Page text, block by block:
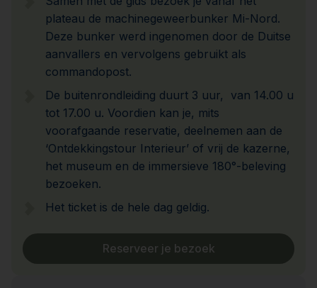
plateau de machinegeweerbunker Mi-Nord.
Deze bunker werd ingenomen door de Duitse
aanvallers en vervolgens gebruikt als
commandopost.
De buitenrondleiding duurt 3 uur, van 14.00 u
tot 17.00 u. Voordien kan je, mits
voorafgaande reservatie, deelnemen aan de
‘Ontdekkingstour Interieur’ of vrij de kazerne,
het museum en de immersieve 180°-beleving
bezoeken.
Het ticket is de hele dag geldig.
Reserveer je bezoek